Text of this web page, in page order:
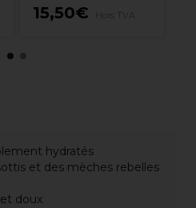
15,50€
hydratés
et des mèches rebelles
doux